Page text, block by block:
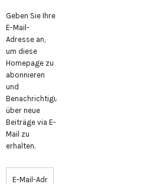
Geben Sie Ihre
E-Mail-
Adresse an,
um diese
Homepage zu
abonnieren
und
Benachrichtigungen
über neue
Beiträge via E-
Mail zu
erhalten.